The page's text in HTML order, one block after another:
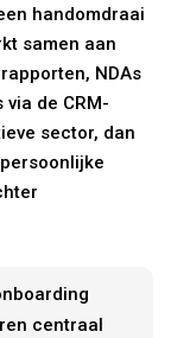
handomdraai
samen aan
NDAs
de CRM-
sector, dan
centraal